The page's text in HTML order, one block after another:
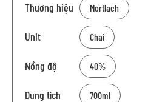
Thương hiệu Mortlach
Unit Chai
Nồng độ 40%
Dung tích 700ml